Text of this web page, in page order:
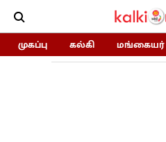
முகப்பு கல்கி மங்கையர்